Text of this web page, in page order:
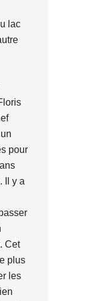
lac
pour
Il y a
Cet
plus
les